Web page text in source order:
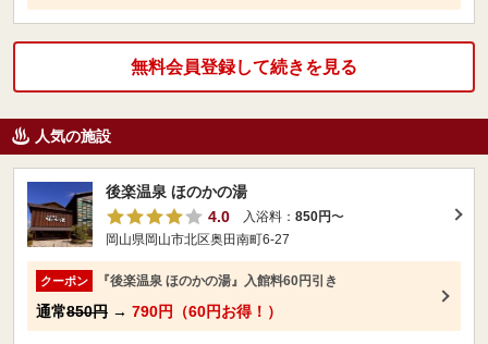
無料会員登録して続きを見る
人気の施設
後楽温泉 ほのかの湯
4.0
入浴料： 850円〜
岡山県岡山市北区奥田南町6-27
クーポン 『後楽温泉 ほのかの湯』入館料60円引き
通常850円 → 790円（60円お得！）